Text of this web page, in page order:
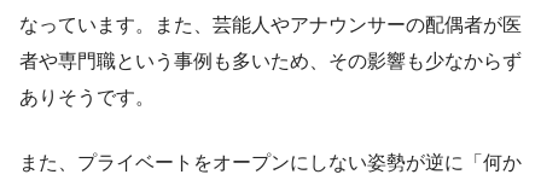
なっています。また、芸能人やアナウンサーの配偶者が医
者や専門職という事例も多いため、その影響も少なからず
ありそうです。
また、プライベートをオープンにしない姿勢が逆に「何か